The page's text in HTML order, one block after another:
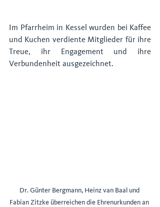
Im Pfarrheim in Kessel wurden bei Kaffee
und Kuchen verdiente Mitglieder für ihre
Treue, ihr Engagement und ihre
Verbundenheit ausgezeichnet.
Dr. Günter Bergmann, Heinz van Baal und
Fabian Zitzke überreichen die Ehrenurkunden an